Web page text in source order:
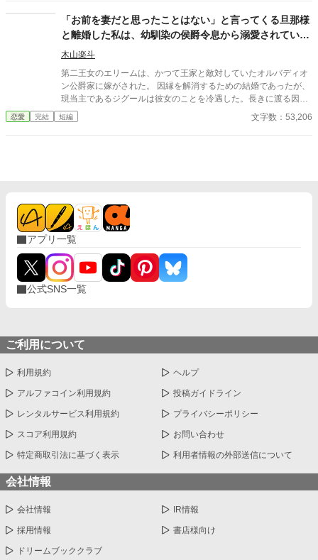
らった事がない。 そんな状況で、アリーシアは思う。 私はあなた
の隣に必要でしょうか？ あなたが求めているのは別の人ではない
のでしょうかと。 ＊ 短編です。 ご感想欄は都合により、閉じさ
せて頂きます。
「お前を妻だと思ったことはない」と言ってくる旦那様
と離婚した私は、幼馴染の侯爵令息から溺愛されていま
す。
木山楽斗
第二王女のエリームは、かつて王家と敵対していたオルバディオ
ン公爵家に嫁がされた。 因縁を解消するための結婚であったが、
現当主であるジグールは彼女のことを冷遇した。長きに渡る因縁
は、簡単に解消できるものではなかったのである。 そんな暮らし
は、エリームにとって息苦しいものだった。それを重く見た彼女
ムは、喜んでその婚約を受け入れた。二人は、晴れて夫婦となっ
たのである。 二度目の結婚を果たしたエリームは、以前とは異な
る生活を送っていた。 カルディアスは以前の夫とは違い、彼女の
ことを愛して尊重してくれたのである。 こうして、エリームは幸
せな生活を送るのだった。
恋愛 完結 短編 文字数：53,206
アプリ一覧
公式SNS一覧
ご利用について
利用規約 ヘルプ
アルファコイン利用規約 投稿ガイドライン
レンタルサービス利用規約 プライバシーポリシー
スコア利用規約 お問い合わせ
特定商取引法に基づく表示 利用者情報の外部送信について
会社情報
会社情報 IR情報
採用情報 書店様向け
ドリームブッククラブ